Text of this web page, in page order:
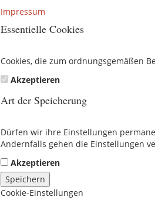
Impressum
Essentielle Cookies
Cookies, die zum ordnungsgemäßen
Akzeptieren
Art der Speicherung
Dürfen wir ihre Einstellungen
Andernfalls gehen die Einstellungen
Akzeptieren
Speichern
Cookie-Einstellungen